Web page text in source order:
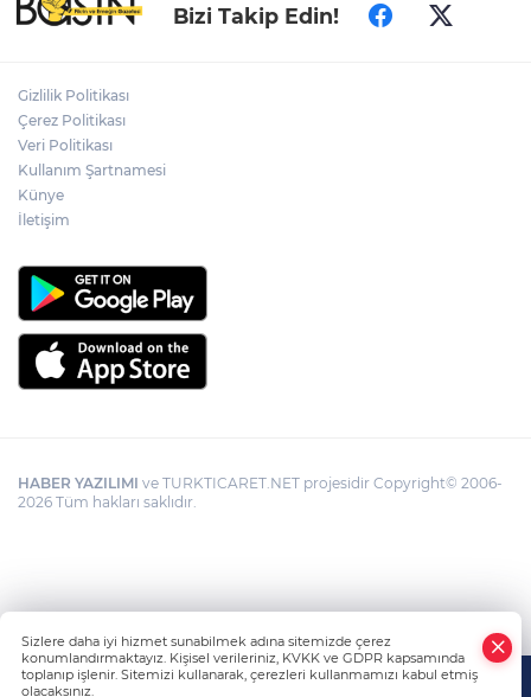
Türkiye ile Vietnam arasında 'hava'da
yeni dönem... Sefer kapasitesi artırıldı
Bizi Takip Edin!
Gizlilik Politikası
Çerez Politikası
Veri Politikası
Kullanım Şartnamesi
Künye
İletişim
HABER YAZILIMI ve TURKTICARET.NET projesidir Copyright© 2006-
2026 Tüm hakları saklıdır.
Sizlere daha iyi hizmet sunabilmek adına sitemizde çerez
konumlandırmaktayız. Kişisel verileriniz, KVKK ve GDPR kapsamında
toplanıp işlenir. Sitemizi kullanarak, çerezleri kullanmamızı kabul etmiş
olacaksınız.